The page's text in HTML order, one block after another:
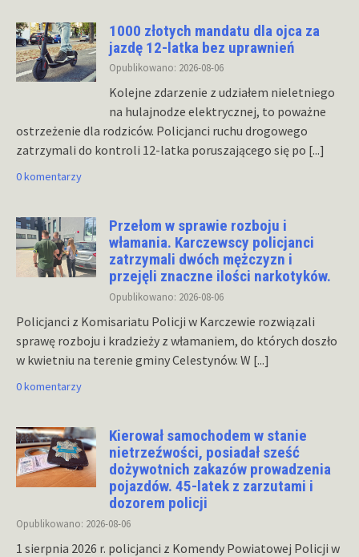
1000 złotych mandatu dla ojca za
jazdę 12-latka bez uprawnień
Opublikowano: 2026-08-06
Kolejne zdarzenie z udziałem nieletniego
na hulajnodze elektrycznej, to poważne
ostrzeżenie dla rodziców. Policjanci ruchu drogowego
zatrzymali do kontroli 12-latka poruszającego się po [...]
0 komentarzy
Przełom w sprawie rozboju i
włamania. Karczewscy policjanci
zatrzymali dwóch mężczyzn i
przejęli znaczne ilości narkotyków.
Opublikowano: 2026-08-06
Policjanci z Komisariatu Policji w Karczewie rozwiązali
sprawę rozboju i kradzieży z włamaniem, do których doszło
w kwietniu na terenie gminy Celestynów. W [...]
0 komentarzy
Kierował samochodem w stanie
nietrzeźwości, posiadał sześć
dożywotnich zakazów prowadzenia
pojazdów. 45-latek z zarzutami i
dozorem policji
Opublikowano: 2026-08-06
1 sierpnia 2026 r. policjanci z Komendy Powiatowej Policji w